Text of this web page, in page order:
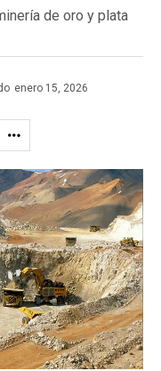
de oro y plata
enero 15, 2026